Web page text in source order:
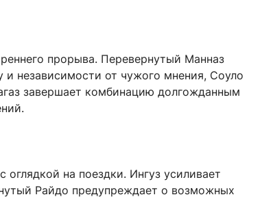
прорыва. Перевернутый Манназ
и независимости от чужого мнения, Соуло
завершает комбинацию долгожданным
оглядкой на поездки. Ингуз усиливает
Райдо предупреждает о возможных